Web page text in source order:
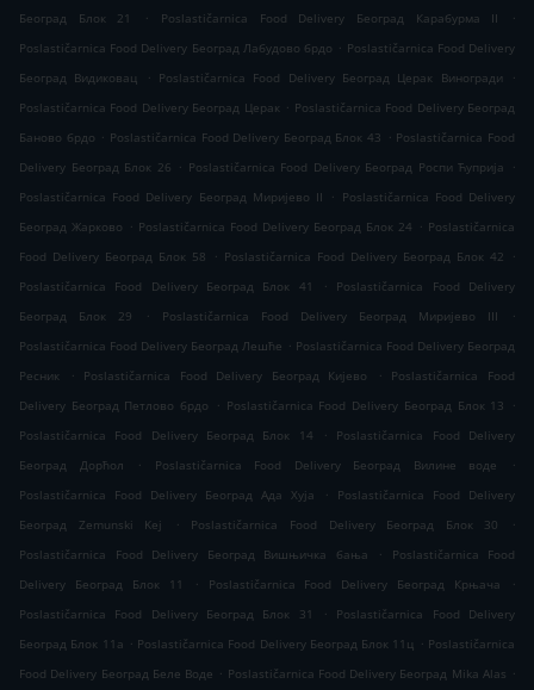
Београд Блок 21
. Poslastičarnica Food Delivery Београд Карабурма II
.
Poslastičarnica Food Delivery Београд Лабудово брдо . Poslastičarnica Food Delivery
Београд Видиковац
. Poslastičarnica Food Delivery Београд Церак Виногради
.
Poslastičarnica Food Delivery Београд Церак . Poslastičarnica Food Delivery Београд
Баново брдо . Poslastičarnica Food Delivery Београд Блок 43 . Poslastičarnica Food
Delivery Београд Блок 26 . Poslastičarnica Food Delivery Београд Роспи Ћуприја
.
Poslastičarnica Food Delivery Београд Миријево II
. Poslastičarnica Food Delivery
Београд Жарково . Poslastičarnica Food Delivery Београд Блок 24 . Poslastičarnica
Food Delivery Београд Блок 58
. Poslastičarnica Food Delivery Београд Блок 42
.
Poslastičarnica Food Delivery Београд Блок 41
.
Poslastičarnica Food Delivery
Београд Блок 29
. Poslastičarnica Food Delivery Београд Миријево III
.
Poslastičarnica Food Delivery Београд Лешће . Poslastičarnica Food Delivery Београд
Ресник
. Poslastičarnica Food Delivery Београд Кијево .
Poslastičarnica Food
Delivery Београд Петлово брдо
. Poslastičarnica Food Delivery Београд Блок 13
.
Poslastičarnica Food Delivery Београд Блок 14
.
Poslastičarnica Food Delivery
Београд Дорћол
. Poslastičarnica Food Delivery Београд Вилине воде
.
Poslastičarnica Food Delivery Београд Ада Хуја
.
Poslastičarnica Food Delivery
Београд Zemunski Kej
. Poslastičarnica Food Delivery Београд Блок 30
.
Poslastičarnica Food Delivery Београд Вишњичка бања
.
Poslastičarnica Food
Delivery Београд Блок 11
. Poslastičarnica Food Delivery Београд Крњача
.
Poslastičarnica Food Delivery Београд Блок 31
.
Poslastičarnica Food Delivery
Београд Блок 11а . Poslastičarnica Food Delivery Београд Блок 11ц . Poslastičarnica
Food Delivery Београд Беле Воде . Poslastičarnica Food Delivery Београд Mika Alas .